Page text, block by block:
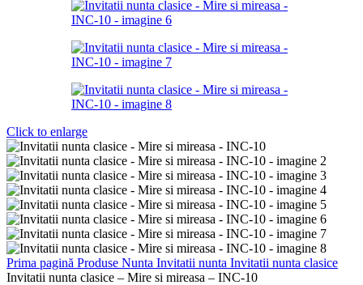
Click to enlarge
Prima pagină Produse Nunta Invitatii nunta Invitatii nunta clasice
Invitatii nunta clasice – Mire si mireasa – INC-10